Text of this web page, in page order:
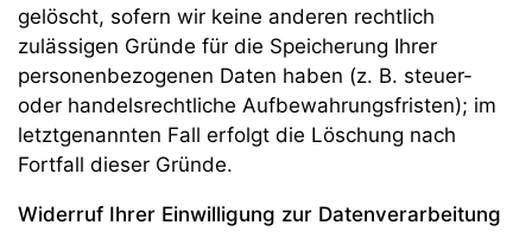
gelöscht, sofern wir keine anderen rechtlich
zulässigen Gründe für die Speicherung Ihrer
personenbezogenen Daten haben (z. B. steuer-
oder handelsrechtliche Aufbewahrungsfristen); im
letztgenannten Fall erfolgt die Löschung nach
Fortfall dieser Gründe.
Widerruf Ihrer Einwilligung zur Datenverarbeitung